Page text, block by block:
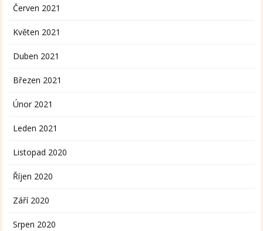
Červen 2021
Květen 2021
Duben 2021
Březen 2021
Únor 2021
Leden 2021
Listopad 2020
Říjen 2020
Září 2020
Srpen 2020